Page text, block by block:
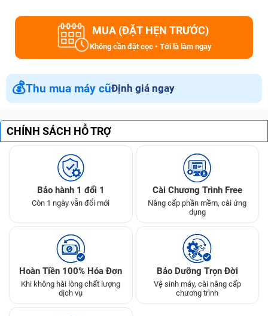
MUA (ĐẶT HẸN TRƯỚC)
Không cần đặt cọc • Tới là làm ngay
💰Thu mua máy cũĐịnh giá ngay
CHÍNH SÁCH HỖ TRỢ
Bảo hành 1 đổi 1
Còn 1 ngày vẫn đổi mới
Cài Chương Trình Free
Nâng cấp phần mềm, cài ứng
dụng
Hoàn Tiền 100% Hóa Đơn
Khi không hài lòng chất lượng
dịch vụ
Bảo Dưỡng Trọn Đời
Vệ sinh máy, cài nâng cấp
chương trình